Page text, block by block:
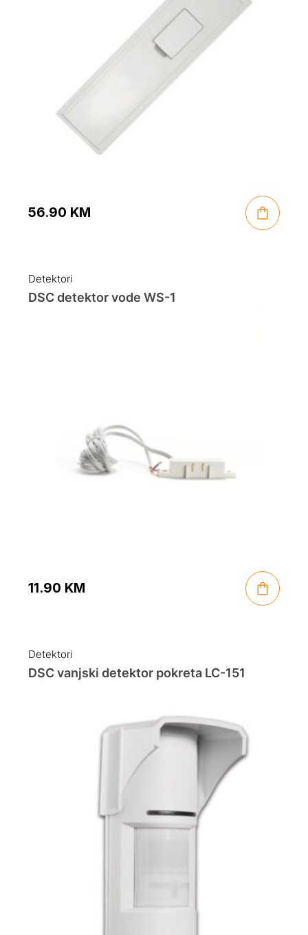
56.90 KM
Detektori
DSC detektor vode WS-1
11.90 KM
Detektori
DSC vanjski detektor pokreta LC-151